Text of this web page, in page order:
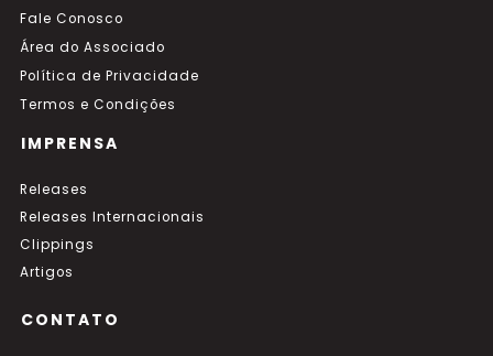
Fale Conosco
Área do Associado
Política de Privacidade
Termos e Condições
IMPRENSA
Releases
Releases Internacionais
Clippings
Artigos
CONTATO